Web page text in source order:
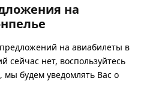
на
на авиабилеты в
сейчас нет, воспользуйтесь
мы будем уведомлять Вас о